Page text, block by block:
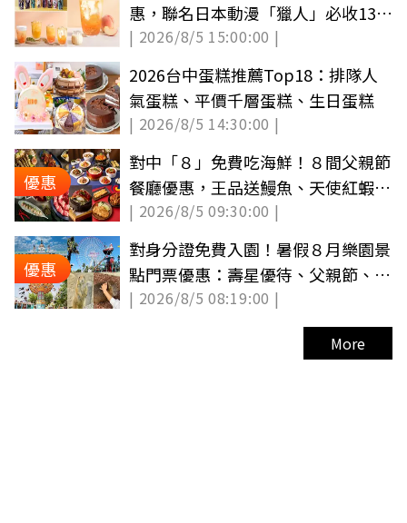
惠，聯名日本動漫「獵人」必收13款
角色
| 2026/8/5 15:00:00 |
2026台中蛋糕推薦Top18：排隊人
氣蛋糕、平價千層蛋糕、生日蛋糕
| 2026/8/5 14:30:00 |
優惠
對中「８」免費吃海鮮！８間父親節
餐廳優惠，王品送鰻魚、天使紅蝦、
買一送一
| 2026/8/5 09:30:00 |
優惠
對身分證免費入園！暑假８月樂園景
點門票優惠：壽星優待、父親節、買
一送一
| 2026/8/5 08:19:00 |
More